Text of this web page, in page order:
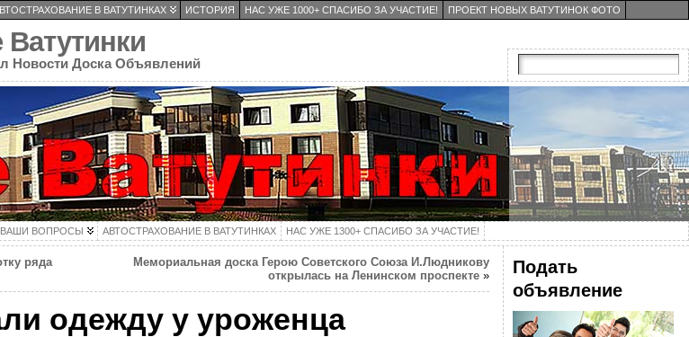
В ВАТУТИНКАХ ИСТОРИЯ НАС УЖЕ 1000+ СПАСИБО ЗА УЧАСТИЕ! ПРОЕКТ НОВЫХ ВАТУТИНОК ФОТО
Новости Доска Объявлений
ВАШИ ВОПРОСЫ АВТОСТРАХОВАНИЕ В ВАТУТИНКАХ НАС УЖЕ 1300+ СПАСИБО ЗА УЧАСТИЕ!
ряда
Мемориальная доска Герою Советского Союза И.Людникову
открылась на Ленинском проспекте»
одежду у уроженца
Подать
объявление